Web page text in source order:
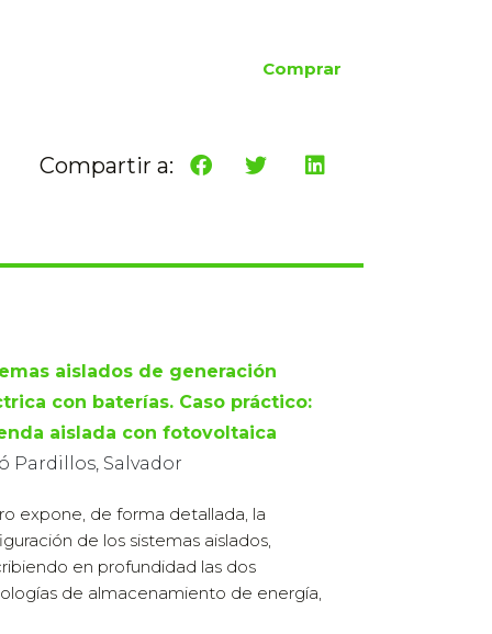
Comprar
Compartir a:
aislados de generación
con baterías. Caso práctico:
aislada con fotovoltaica
Pardillos, Salvador
expone, de forma detallada, la
de los sistemas aislados,
en profundidad las dos
de almacenamiento de energía,